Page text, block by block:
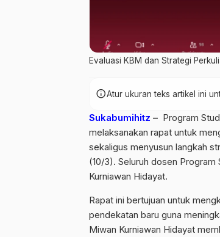
Evaluasi KBM dan Strategi
infoAtur ukuran teks artikel ini
Sukabumihitz – Program
melaksanakan rapat untuk
sekaligus menyusun langkah
(10/3). Seluruh dosen Program
Kurniawan Hidayat.
Rapat ini bertujuan untuk
pendekatan baru guna
Miwan Kurniawan Hidayat